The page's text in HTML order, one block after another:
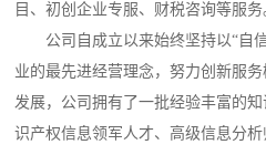
目、初创企业专服、财税咨询等服务
公司自成立以来始终坚持以“自
业的最先进经营理念，努力创新服
发展，公司拥有了一批经验丰富的
识产权信息领军人才、高级信息分